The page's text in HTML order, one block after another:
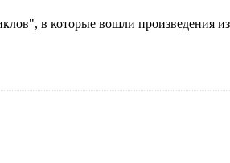
в которые вошли произведения